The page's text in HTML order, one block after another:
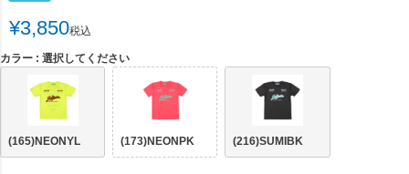
¥3,850税込
カラー 選択してください
(165)NEONYL (173)NEONPK (216)SUMIBK